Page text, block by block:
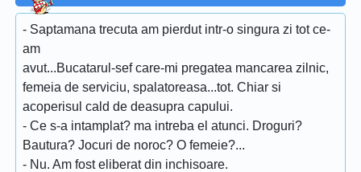
- Saptamana trecuta am pierdut intr-o singura zi tot ce-
am
avut...Bucatarul-sef care-mi pregatea mancarea zilnic,
femeia de serviciu, spalatoreasa...tot. Chiar si
acoperisul cald de deasupra capului.
- Ce s-a intamplat? ma intreba el atunci. Droguri?
Bautura? Jocuri de noroc? O femeie?...
- Nu. Am fost eliberat din inchisoare.